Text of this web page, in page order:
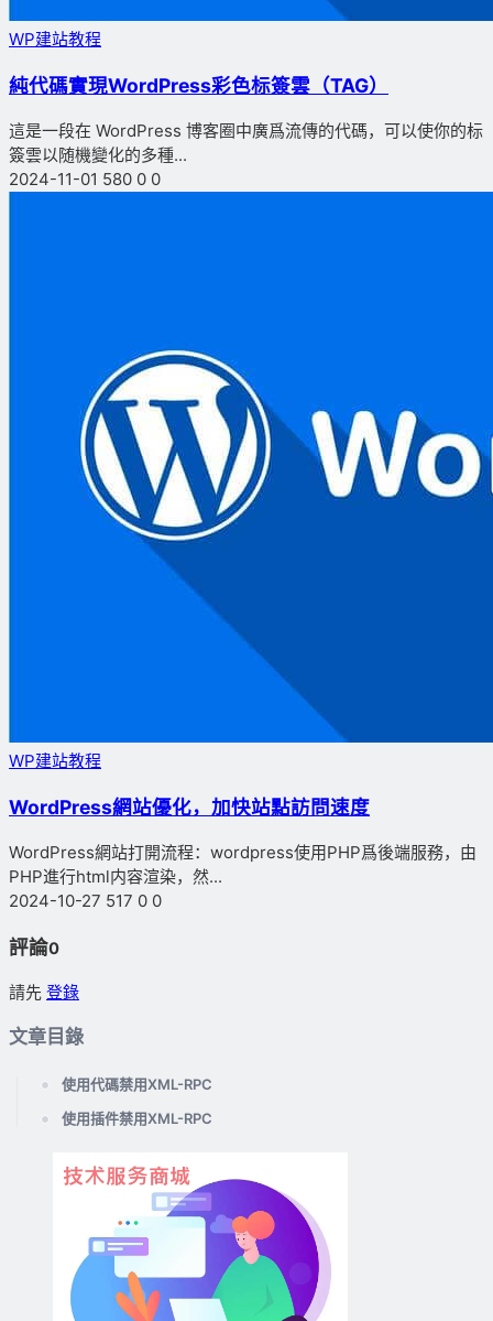
WP建站教程
純代碼實現WordPress彩色标簽雲（TAG）
這是一段在 WordPress 博客圈中廣爲流傳的代碼，可以使你的标
簽雲以随機變化的多種...
2024-11-01 580 0 0
WP建站教程
WordPress網站優化，加快站點訪問速度
WordPress網站打開流程：wordpress使用PHP爲後端服務，由
PHP進行html内容渲染，然...
2024-10-27 517 0 0
評論0
請先 登錄
文章目錄
使用代碼禁用XML-RPC
使用插件禁用XML-RPC